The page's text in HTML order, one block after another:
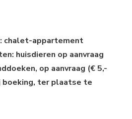
chalet-appartement
huisdieren op aanvraag
op aanvraag (€ 5,-
boeking, ter plaatse te